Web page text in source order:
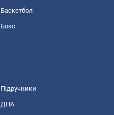
Баскетбол
Бокс
Підручники
ДПА